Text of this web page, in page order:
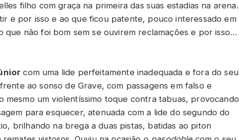
filho com graça na primeira das suas estadias na arena.
e por isso e ao que ficou patente, pouco interessado em
não foi bom sem se ouvirem reclamações e por isso…
com uma lide perfeitamente inadequada e fora do seu
ao sonso de Grave, com passagens em falso e
mesmo um violentíssimo toque contra tabuas, provocando
para esquecer, atenuada com a lide do segundo do
brilhando na brega a duas pistas, batidas ao piton